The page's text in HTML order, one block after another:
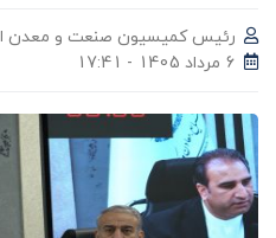
رئیس کمیسیون صنعت و معدن
6 مرداد 1405 - 17:41